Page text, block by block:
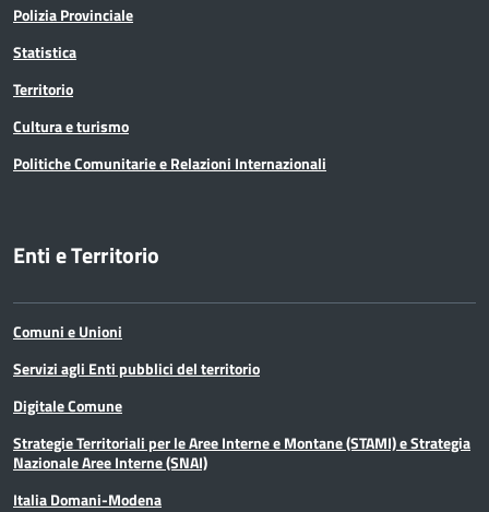
Polizia Provinciale
Statistica
Territorio
Cultura e turismo
Politiche Comunitarie e Relazioni Internazionali
Enti e Territorio
Comuni e Unioni
Servizi agli Enti pubblici del territorio
Digitale Comune
Strategie Territoriali per le Aree Interne e Montane (STAMI) e Strategia
Nazionale Aree Interne (SNAI)
Italia Domani-Modena